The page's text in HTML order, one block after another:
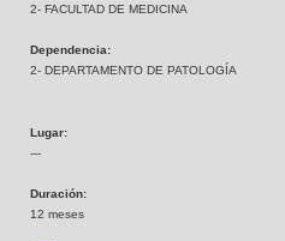
2- FACULTAD DE MEDICINA
Dependencia:
2- DEPARTAMENTO DE PATOLOGÍA
Lugar:
---
Duración:
12 meses